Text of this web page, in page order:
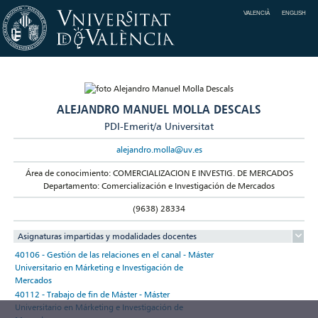
VALENCIÀ ENGLISH
ALEJANDRO MANUEL MOLLA DESCALS
PDI-Emerit/a Universitat
alejandro.molla@uv.es
Área de conocimiento: COMERCIALIZACION E INVESTIG. DE MERCADOS
Departamento: Comercialización e Investigación de Mercados
(9638) 28334
Asignaturas impartidas y modalidades docentes
40106 - Gestión de las relaciones en el canal - Máster
Universitario en Márketing e Investigación de
Mercados
40112 - Trabajo de fin de Máster - Máster
Universitario en Márketing e Investigación de